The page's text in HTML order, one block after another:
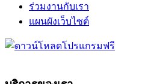
ร่วมงานกับเรา
แผนผังเว็บไซต์